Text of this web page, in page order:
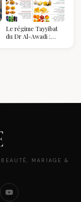
Le régime Tayyibat
du Dr Al-Awadi :
MARIAGE &